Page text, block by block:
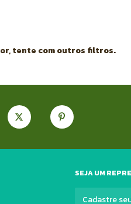
tente com outros filtros.
SEJA UM